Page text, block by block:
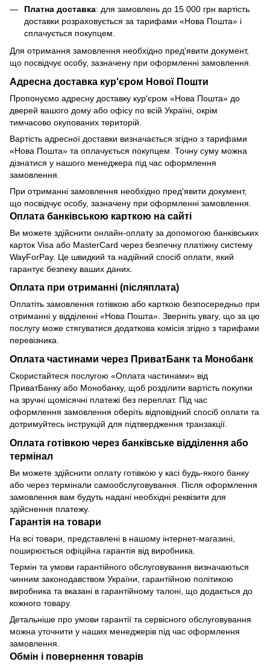
Платна доставка: для замовлень до 15 000 грн вартість
доставки розраховується за тарифами «Нова Пошта» і
сплачується покупцем.
Для отримання замовлення необхідно пред'явити документ,
що посвідчує особу, зазначену при оформленні замовлення.
Адресна доставка кур'єром Нової Пошти
Пропонуємо адресну доставку кур'єром «Нова Пошта» до
дверей вашого дому або офісу по всій Україні, окрім
тимчасово окупованих територій.
Вартість адресної доставки визначається згідно з тарифами
«Нова Пошта» та оплачується покупцем. Точну суму можна
дізнатися у нашого менеджера під час оформлення
замовлення.
При отриманні замовлення необхідно пред'явити документ,
що посвідчує особу, зазначену при оформленні замовлення.
Оплата банківською карткою на сайті
Ви можете здійснити онлайн-оплату за допомогою банківських
карток Visa або MasterCard через безпечну платіжну систему
WayForPay. Це швидкий та надійний спосіб оплати, який
гарантує безпеку ваших даних.
Оплата при отриманні (післяплата)
Оплатіть замовлення готівкою або карткою безпосередньо при
отриманні у відділенні «Нова Пошта». Зверніть увагу, що за цю
послугу може стягуватися додаткова комісія згідно з тарифами
перевізника.
Оплата частинами через ПриватБанк та Монобанк
Скористайтеся послугою «Оплата частинами» від
ПриватБанку або Монобанку, щоб розділити вартість покупки
на зручні щомісячні платежі без переплат. Під час
оформлення замовлення оберіть відповідний спосіб оплати та
дотримуйтесь інструкцій для підтвердження транзакції.
Оплата готівкою через банківське відділення або
термінал
Ви можете здійснити оплату готівкою у касі будь-якого банку
або через термінали самообслуговування. Після оформлення
замовлення вам будуть надані необхідні реквізити для
здійснення платежу.
Гарантія на товари
На всі товари, представлені в нашому інтернет-магазині,
поширюється офіційна гарантія від виробника.
Термін та умови гарантійного обслуговування визначаються
чинним законодавством України, гарантійною політикою
виробника та вказані в гарантійному талоні, що додається до
кожного товару.
Детальніше про умови гарантії та сервісного обслуговування
можна уточнити у наших менеджерів під час оформлення
замовлення.
Обмін і повернення товарів